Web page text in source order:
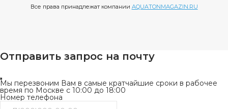
Все права принадлежат компании AQUATONMAGAZIN.RU
Отправить запрос на почту
Мы перезвоним Вам в самые кратчайшие сроки в рабочее
время по Москве с 10:00 до 18:00
Номер телефона